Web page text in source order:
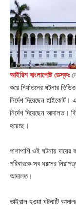
আইরিশ বাংলাপোষ্ট ডেস্কঃ
করে নির্যাতনের ঘটনার
নির্দেশ দিয়েছেন হাইকোর্ট।
নির্দেশ দিয়েছেন আদালত।
হয়েছে।
পাশাপাশি ওই ঘটনায় দায়ের
পরিবারকে সব ধরনের
আদালত।
ভাইরাল হওয়া ঘটনাটি